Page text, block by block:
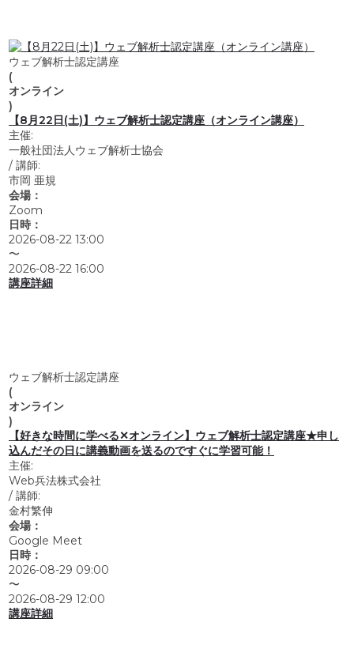
ウェブ解析士認定講座
(
オンライン
)
【8月22日(土)】ウェブ解析士認定講座（オンライン講座）
主催:
一般社団法人ウェブ解析士協会
/ 講師:
市岡 亜規
会場：
Zoom
日時：
2026-08-22 13:00
〜
2026-08-22 16:00
講座詳細
ウェブ解析士認定講座
(
オンライン
)
【好きな時間に学べる✕オンライン】ウェブ解析士認定講座★申し
込んだその日に講義動画を送るのですぐに学習可能！
主催:
Web兵法株式会社
/ 講師:
金村繁伸
会場：
Google Meet
日時：
2026-08-29 09:00
〜
2026-08-29 12:00
講座詳細